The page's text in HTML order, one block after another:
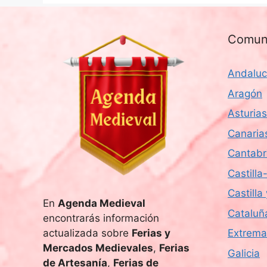
En Agenda Medieval
encontrarás información
actualizada sobre Ferias y
Mercados Medievales, Ferias
de Artesanía, Ferias de
Aragón
Asturias
Castilla
Galicia